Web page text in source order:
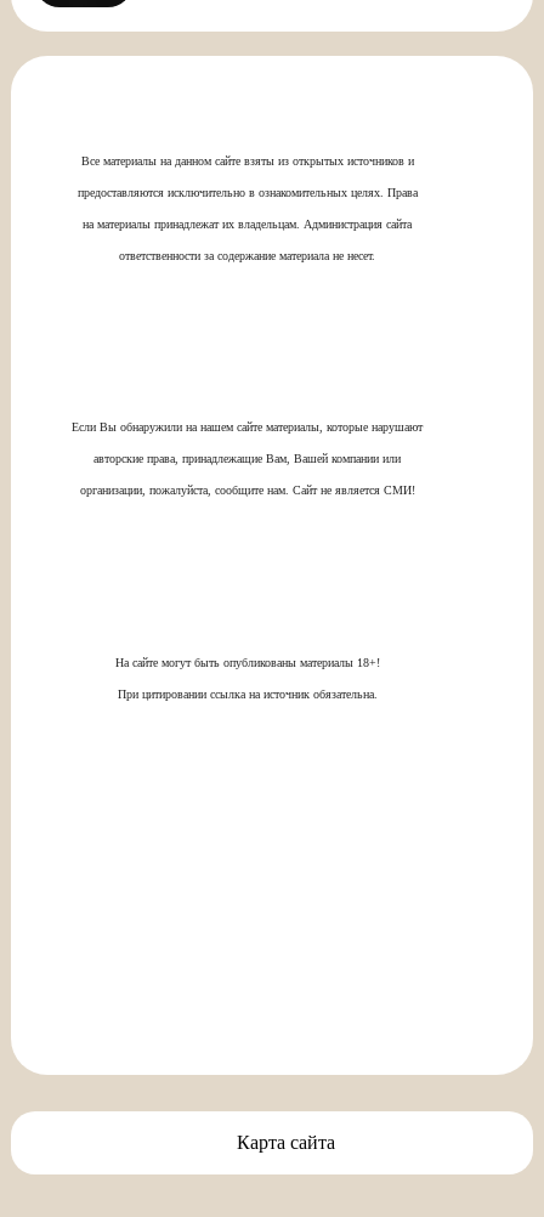
Все материалы на данном сайте взяты из открытых источников и
предоставляются исключительно в ознакомительных целях. Права
на материалы принадлежат их владельцам. Администрация сайта
ответственности за содержание материала не несет.
Если Вы обнаружили на нашем сайте материалы, которые нарушают
авторские права, принадлежащие Вам, Вашей компании или
организации, пожалуйста, сообщите нам. Сайт не является СМИ!
На сайте могут быть опубликованы материалы 18+!
При цитировании ссылка на источник обязательна.
Карта сайта